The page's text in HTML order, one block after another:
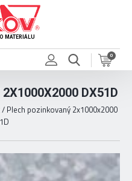
MATERIÁLU
0
DX51D
/ Plech pozinkovaný 2x1000x2000